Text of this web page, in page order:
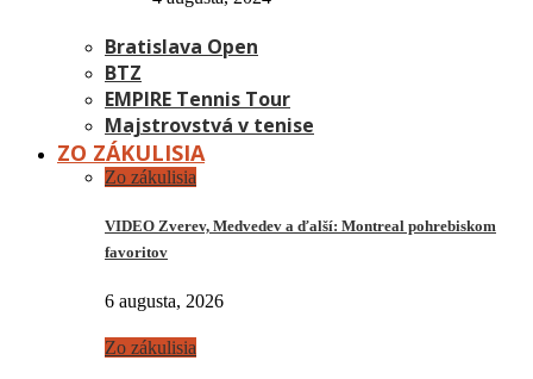
Bratislava Open
BTZ
EMPIRE Tennis Tour
Majstrovstvá v tenise
ZO ZÁKULISIA
Zo zákulisia
VIDEO Zverev, Medvedev a ďalší: Montreal pohrebiskom
favoritov
6 augusta, 2026
Zo zákulisia